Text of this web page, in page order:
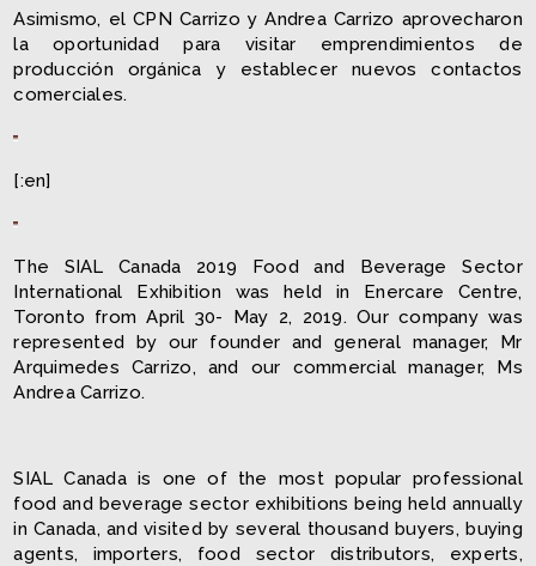
Asimismo, el CPN Carrizo y Andrea Carrizo aprovecharon
la oportunidad para visitar emprendimientos de
producción orgánica y establecer nuevos contactos
comerciales.
[:en]
The SIAL Canada 2019 Food and Beverage Sector
International Exhibition was held in Enercare Centre,
Toronto from April 30- May 2, 2019. Our company was
represented by our founder and general manager, Mr
Arquimedes Carrizo, and our commercial manager, Ms
Andrea Carrizo.
SIAL Canada is one of the most popular professional
food and beverage sector exhibitions being held annually
in Canada, and visited by several thousand buyers, buying
agents, importers, food sector distributors, experts,